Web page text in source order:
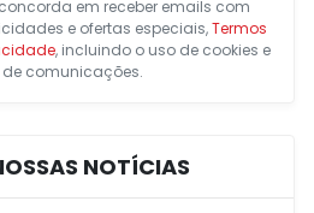
em receber emails com
e ofertas especiais,Termos
, incluindo o uso de cookies e
de comunicações.
NOTÍCIAS